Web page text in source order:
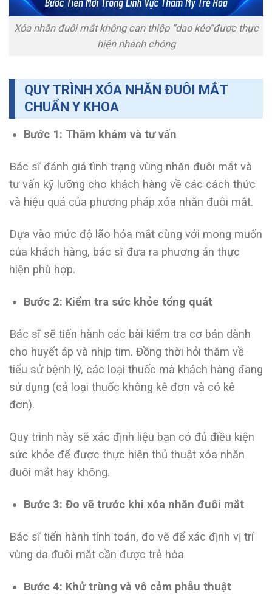
Xóa nhăn đuôi mắt không can thiệp “dao kéo”được thực
hiện nhanh chóng
QUY TRÌNH XÓA NHĂN ĐUÔI MẮT
CHUẨN Y KHOA
Bước 1: Thăm khám và tư vấn
Bác sĩ đánh giá tình trạng vùng nhăn đuôi mắt và
tư vấn kỹ lưỡng cho khách hàng về các cách thức
và hiệu quả của phương pháp xóa nhăn đuôi mắt.
Dựa vào mức độ lão hóa mắt cùng với mong muốn
của khách hàng, bác sĩ đưa ra phương án thực
hiện phù hợp.
Bước 2: Kiểm tra sức khỏe tổng quát
Bác sĩ sẽ tiến hành các bài kiểm tra cơ bản dành
cho huyết áp và nhịp tim. Đồng thời hỏi thăm về
tiểu sử bệnh lý, các loại thuốc mà khách hàng đang
sử dụng (cả loại thuốc không kê đơn và có kê
đơn).
Quy trình này sẽ xác định liệu bạn có đủ điều kiện
sức khỏe để được thực hiện thủ thuật xóa nhăn
đuôi mắt hay không.
Bước 3: Đo vẽ trước khi xóa nhăn đuôi mắt
Bác sĩ tiến hành tính toán, đo vẽ để xác định vị trí
vùng da đuôi mắt cần được trẻ hóa
Bước 4: Khử trùng và vô cảm phẫu thuật